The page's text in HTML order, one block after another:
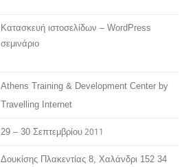
Κατασκευή ιστοσελίδων – WordPress
σεμινάριο
Athens Training & Development Center by
Travelling Internet
29 – 30 Σεπτεμβρίου 2011
Δουκίσης Πλακεντίας 8, Χαλάνδρι 152 34